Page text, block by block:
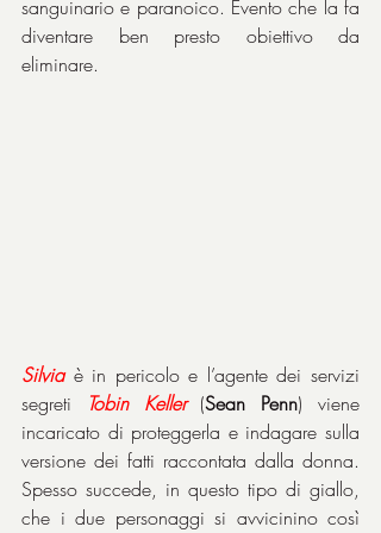
sanguinario e paranoico. Evento che la fa
diventare ben presto obiettivo da
eliminare.
Silvia è in pericolo e l’agente dei servizi
segreti
Tobin Keller (Sean Penn) viene
incaricato di proteggerla e indagare sulla
versione dei fatti raccontata dalla donna.
Spesso succede, in questo tipo di giallo,
che i due personaggi si avvicinino così